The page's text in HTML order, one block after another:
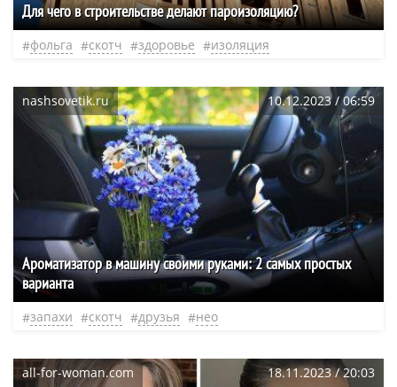
Для чего в строительстве делают пароизоляцию?
фольга скотч здоровье изоляция
nashsovetik.ru 10.12.2023 / 06:59
Ароматизатор в машину своими руками: 2 самых простых
варианта
запахи скотч друзья нео
all-for-woman.com 18.11.2023 / 20:03